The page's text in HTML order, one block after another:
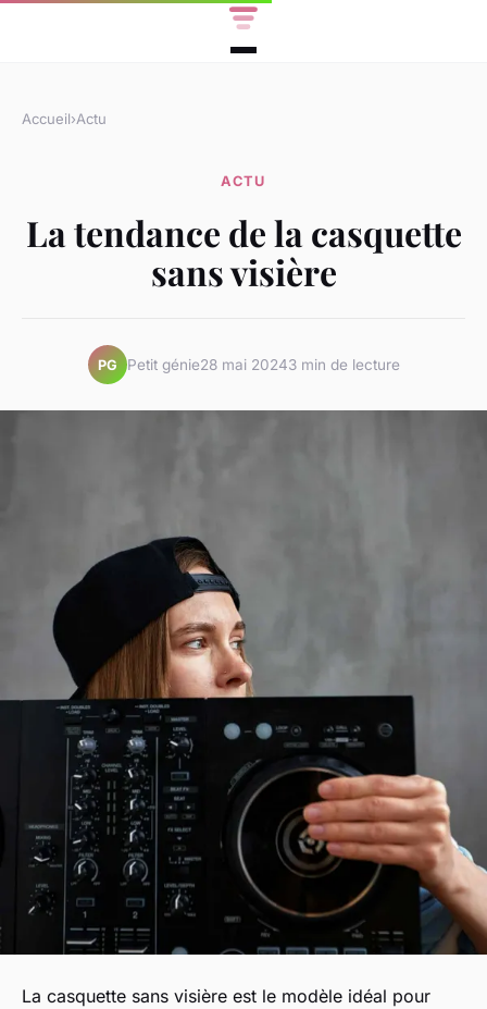
Accueil›Actu
ACTU
La tendance de la casquette
sans visière
PG Petit génie28 mai 20243 min de lecture
La casquette sans visière est le modèle idéal pour